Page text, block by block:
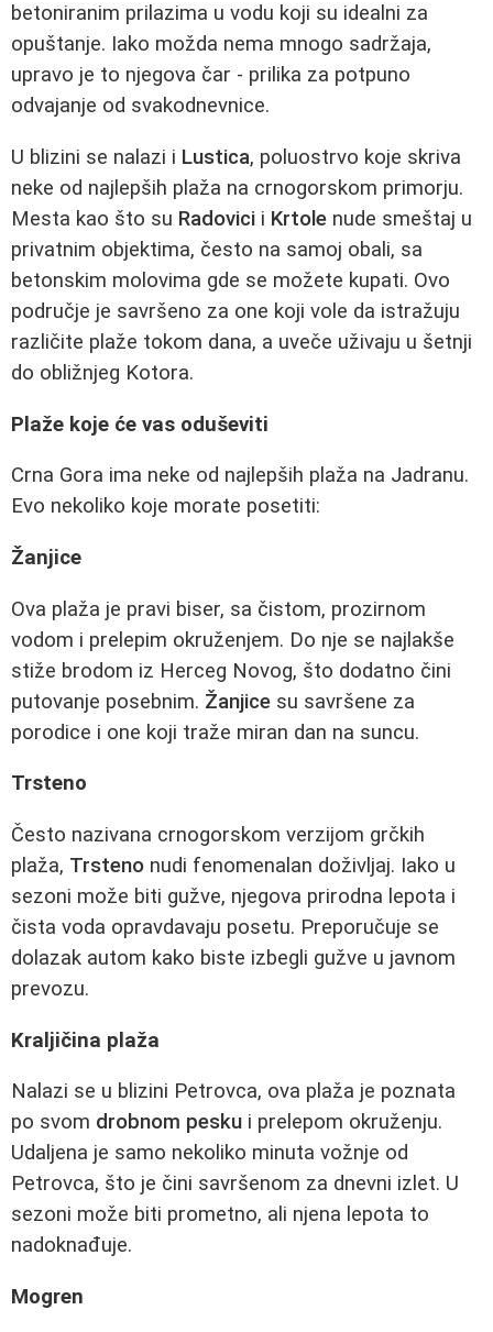
betoniranim prilazima u vodu koji su idealni za
opuštanje. Iako možda nema mnogo sadržaja,
upravo je to njegova čar - prilika za potpuno
odvajanje od svakodnevnice.
U blizini se nalazi i Lustica, poluostrvo koje skriva
neke od najlepših plaža na crnogorskom primorju.
Mesta kao što su Radovici i Krtole nude smeštaj u
privatnim objektima, često na samoj obali, sa
betonskim molovima gde se možete kupati. Ovo
područje je savršeno za one koji vole da istražuju
različite plaže tokom dana, a uveče uživaju u šetnji
do obližnjeg Kotora.
Plaže koje će vas oduševiti
Crna Gora ima neke od najlepših plaža na Jadranu.
Evo nekoliko koje morate posetiti:
Žanjice
Ova plaža je pravi biser, sa čistom, prozirnom
vodom i prelepim okruženjem. Do nje se najlakše
stiže brodom iz Herceg Novog, što dodatno čini
putovanje posebnim. Žanjice su savršene za
porodice i one koji traže miran dan na suncu.
Trsteno
Često nazivana crnogorskom verzijom grčkih
plaža, Trsteno nudi fenomenalan doživljaj. Iako u
sezoni može biti gužve, njegova prirodna lepota i
čista voda opravdavaju posetu. Preporučuje se
dolazak autom kako biste izbegli gužve u javnom
prevozu.
Kraljičina plaža
Nalazi se u blizini Petrovca, ova plaža je poznata
po svom drobnom pesku i prelepom okruženju.
Udaljena je samo nekoliko minuta vožnje od
Petrovca, što je čini savršenom za dnevni izlet. U
sezoni može biti prometno, ali njena lepota to
nadoknađuje.
Mogren